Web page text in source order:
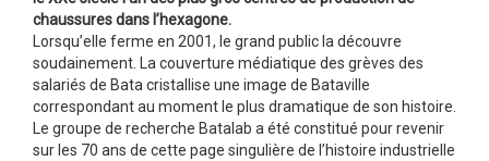
chaussures dans l’hexagone.
Lorsqu’elle ferme en 2001, le grand public la découvre
soudainement. La couverture médiatique des grèves des
salariés de Bata cristallise une image de Bataville
correspondant au moment le plus dramatique de son histoire.
Le groupe de recherche Batalab a été constitué pour revenir
sur les 70 ans de cette page singulière de l’histoire industrielle